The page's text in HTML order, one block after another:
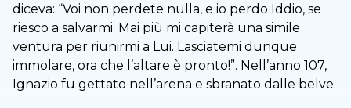
diceva: “Voi non perdete nulla, e io perdo Iddio, se
riesco a salvarmi. Mai più mi capiterà una simile
ventura per riunirmi a Lui. Lasciatemi dunque
immolare, ora che l’altare è pronto!”. Nell’anno 107,
Ignazio fu gettato nell’arena e sbranato dalle belve.